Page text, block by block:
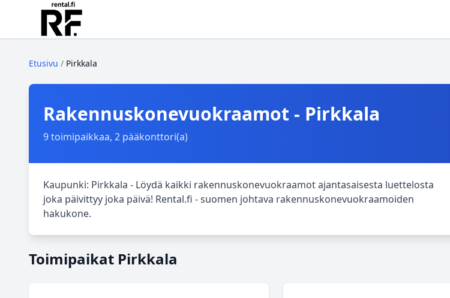
Etusivu / Pirkkala
Rakennuskonevuokraamot - Pirkkala
9 toimipaikkaa, 2 pääkonttori(a)
Kaupunki: Pirkkala - Löydä kaikki rakennuskonevuokraamot ajantasaisesta luettelosta
joka päivittyy joka päivä! Rental.fi - suomen johtava rakennuskonevuokraamoiden
hakukone.
Toimipaikat Pirkkala